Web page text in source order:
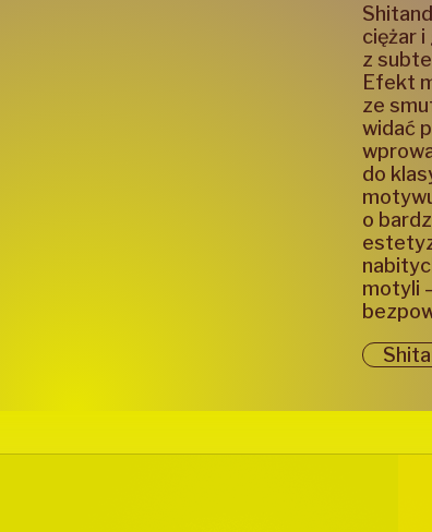
ciężar
z
Efekt
ze
widać
do
o
motyli